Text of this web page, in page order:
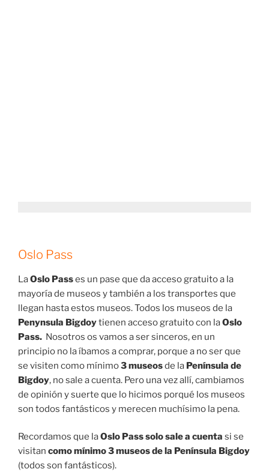
Oslo Pass
LaOslo Passes un pase que da acceso gratuito a la
mayoría de museos y también a los transportes que
llegan hasta estos museos. Todos los museos de la
Penynsula Bigdoytienen acceso gratuito con laOslo
Pass. Nosotros os vamos a ser sinceros, en un
principio no la íbamos a comprar, porque a no ser que
se visiten como mínimo3 museosde la Península de
Bigdoy, no sale a cuenta. Pero una vez allí, cambiamos
de opinión y suerte que lo hicimos porqué los museos
son todos fantásticos y merecen muchísimo la pena.
Recordamos que laOslo Passsolo sale a cuenta si se
visitan como mínimo 3 museos de la Península Bigdoy
(todos son fantásticos).